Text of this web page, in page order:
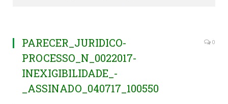
PARECER_JURIDICO-
PROCESSO_N_0022017-
INEXIGIBILIDADE_-
_ASSINADO_040717_100550
0